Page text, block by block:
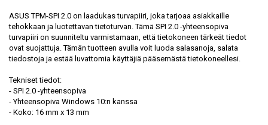
ASUS TPM-SPI 2.0 on laadukas turvapiiri, joka tarjoaa asiakkaille
tehokkaan ja luotettavan tietoturvan. Tämä SPI 2.0 -yhteensopiva
turvapiiri on suunniteltu varmistamaan, että tietokoneen tärkeät tiedot
ovat suojattuja. Tämän tuotteen avulla voit luoda salasanoja, salata
tiedostoja ja estää luvattomia käyttäjiä pääsemästä tietokoneellesi.
Tekniset tiedot:
- SPI 2.0 -yhteensopiva
- Yhteensopiva Windows 10:n kanssa
- Koko: 16 mm x 13 mm